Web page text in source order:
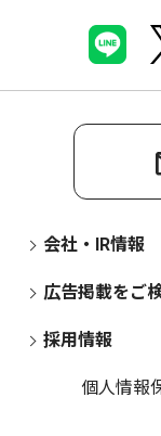
会社・IR情報
広告掲載をご
採用情報
個人情報